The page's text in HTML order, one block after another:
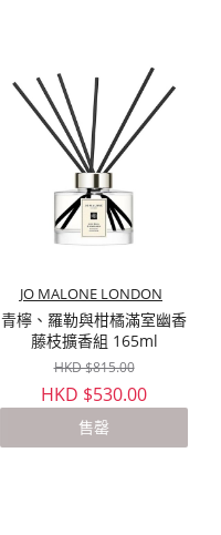
JO MALONE LONDON
青檸、羅勒與柑橘滿室幽香
藤枝擴香組 165ml
HKD $815.00
HKD $530.00
售罄